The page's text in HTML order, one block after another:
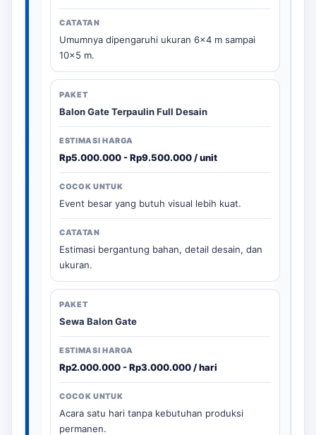
Umumnya dipengaruhi ukuran 6x4 m sampai
10x5 m.
Balon Gate Terpaulin Full Desain
Rp5.000.000 - Rp9.500.000 / unit
Event besar yang butuh visual lebih kuat.
Estimasi bergantung bahan, detail desain, dan
ukuran.
Sewa Balon Gate
Rp2.000.000 - Rp3.000.000 / hari
Acara satu hari tanpa kebutuhan produksi
permanen.